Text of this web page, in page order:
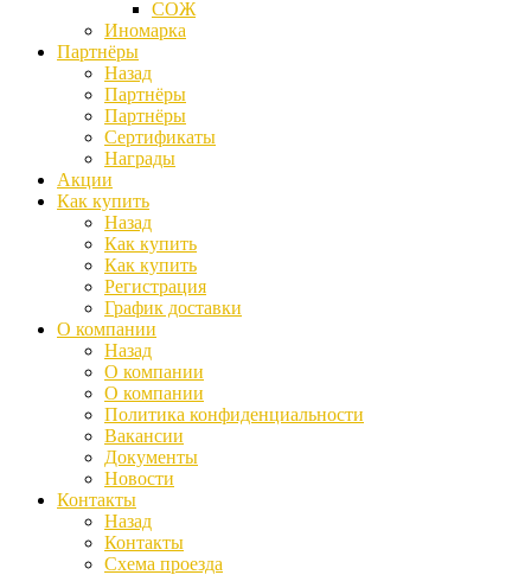
СОЖ
Иномарка
Партнёры
Назад
Партнёры
Партнёры
Сертификаты
Награды
Акции
Как купить
Назад
Как купить
Как купить
Регистрация
График доставки
О компании
Назад
О компании
О компании
Политика конфиденциальности
Вакансии
Документы
Новости
Контакты
Назад
Контакты
Схема проезда